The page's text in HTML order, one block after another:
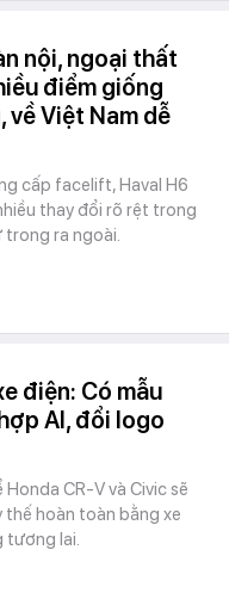
nội, ngoại thất
điểm giống
về Việt Nam dễ
cấp facelift, Haval H6
thay đổi rõ rệt trong
trong ra ngoài.
điện: Có mẫu
AI, đổi logo
Honda CR-V và Civic sẽ
hoàn toàn bằng xe
tương lai.